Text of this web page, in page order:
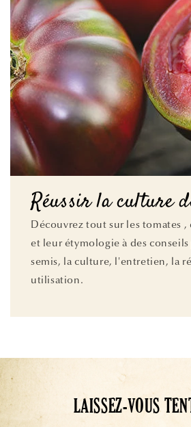
Réussir la culture
Découvrez tout sur les tomates
et leur étymologie à des
semis, la culture, l'entretien, la
utilisation.
LAISSEZ-VOUS